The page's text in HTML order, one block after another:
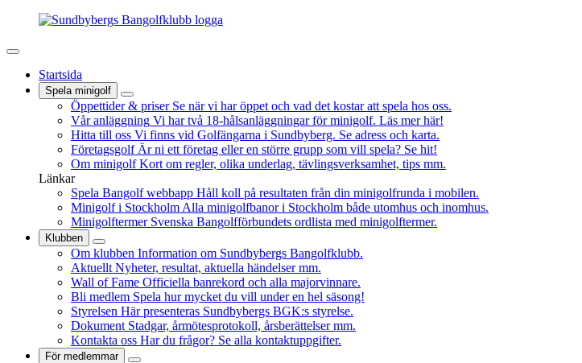
Startsida
Spela minigolf
Öppettider & priser Se när vi har öppet och vad det kostar att spela hos oss.
Vår anläggning Vi har två 18-hålsanläggningar för minigolf. Läs mer här!
Hitta till oss Vi finns vid Golfängarna i Sundbyberg. Se adress och karta.
Företagsgolf Är ni ett företag eller en större grupp som vill spela? Se hit!
Om minigolf Kort om regler, olika underlag, tävlingsverksamhet, tips mm.
Länkar
Spela Bangolf webbapp Håll koll på resultaten från din minigolfrunda i mobilen.
Minigolf i Stockholm Alla minigolfbanor i Stockholm både utomhus och inomhus.
Minigolftermer Svenska Bangolfförbundets ordlista med minigolftermer.
Klubben
Om klubben Information om Sundbybergs Bangolfklubb.
Aktuellt Nyheter, resultat, aktuella händelser mm.
Wall of Fame Officiella banrekord och alla majorvinnare.
Bli medlem Spela hur mycket du vill under en hel säsong!
Styrelsen Här presenteras Sundbybergs BGK:s styrelse.
Dokument Stadgar, årmötesprotokoll, årsberättelser mm.
Kontakta oss Har du frågor? Se alla kontaktuppgifter.
För medlemmar